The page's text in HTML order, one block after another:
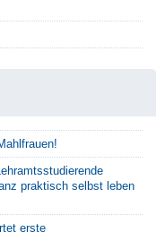
praktisch selbst leben
erste